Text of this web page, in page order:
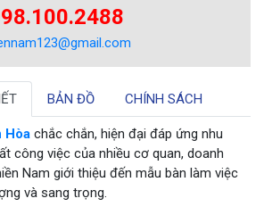
BẢN ĐỒ CHÍNH SÁCH
Hòa chắc chắn, hiện đại đáp ứng nhu
công việc của nhiều cơ quan, doanh
Nam giới thiệu đến mẫu bàn làm việc
và sang trọng.